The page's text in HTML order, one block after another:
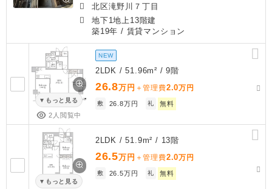
北区滝野川７丁目
地下1地上13階建
築19年 / 賃貸マンション
もっと見る
2人閲覧中
NEW
2LDK / 51.96m² / 9階
26.8万円 ＋管理費2.0万円
敷 26.8万円 礼 無料
もっと見る
2LDK / 51.9m² / 13階
26.5万円 ＋管理費2.0万円
敷 26.5万円 礼 無料